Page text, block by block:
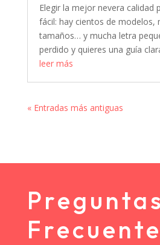
Elegir la mejor nevera calidad
fácil: hay cientos de modelos,
tamaños… y mucha letra
perdido y quieres una guía
leer más
« Entradas más antiguas
Preguntas